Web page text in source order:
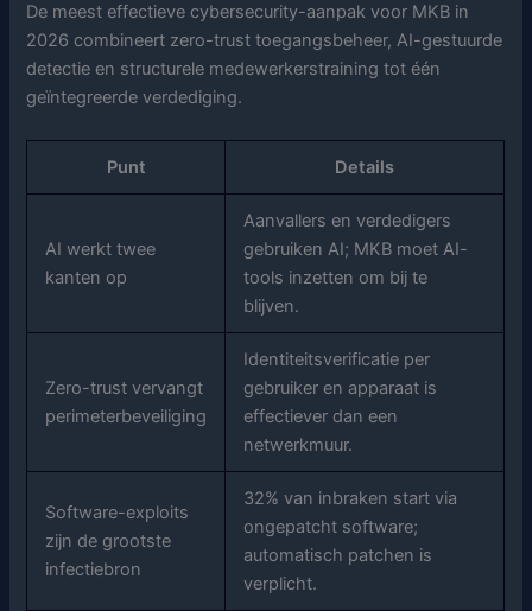
De meest effectieve cybersecurity-aanpak voor MKB in
2026 combineert zero-trust toegangsbeheer, AI-gestuurde
detectie en structurele medewerkerstraining tot één
geïntegreerde verdediging.
Punt Details
AI werkt twee
kanten op
Aanvallers en verdedigers
gebruiken AI; MKB moet AI-
tools inzetten om bij te
blijven.
Zero-trust vervangt
perimeterbeveiliging
Identiteitsverificatie per
gebruiker en apparaat is
effectiever dan een
netwerkmuur.
Software-exploits
zijn de grootste
infectiebron
32% van inbraken start via
ongepatcht software;
automatisch patchen is
verplicht.